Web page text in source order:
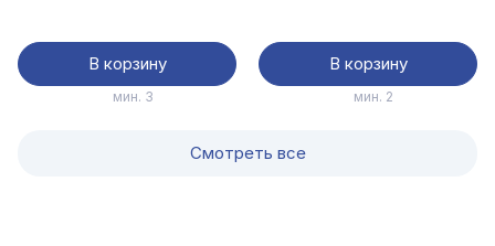
В корзину
мин. 3
В корзину
мин. 2
Смотреть все